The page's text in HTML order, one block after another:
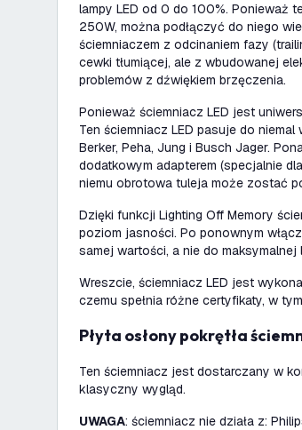
lampy LED od 0 do 100%. Ponieważ
250W, można podłączyć do niego
ściemniaczem z odcinaniem fazy
cewki tłumiącej, ale z wbudowanej
problemów z dźwiękiem brzęczenia.
Ponieważ ściemniacz LED jest
Ten ściemniacz LED pasuje do niemal
Berker, Peha, Jung i Busch Jager.
dodatkowym adapterem (specjalnie
niemu obrotowa tuleja może zostać
Dzięki funkcji Lighting Off Memory
poziom jasności. Po ponownym
samej wartości, a nie do
Wreszcie, ściemniacz LED jest
czemu spełnia różne certyfikaty, w
Płyta osłony pokrętła
Ten ściemniacz jest dostarczany w
klasyczny wygląd.
UWAGA: ściemniacz nie działa z: